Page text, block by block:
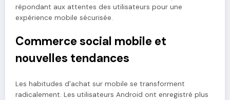
répondant aux attentes des utilisateurs pour une
expérience mobile sécurisée.
Commerce social mobile et
nouvelles tendances
Les habitudes d'achat sur mobile se transforment
radicalement. Les utilisateurs Android ont enregistré plus